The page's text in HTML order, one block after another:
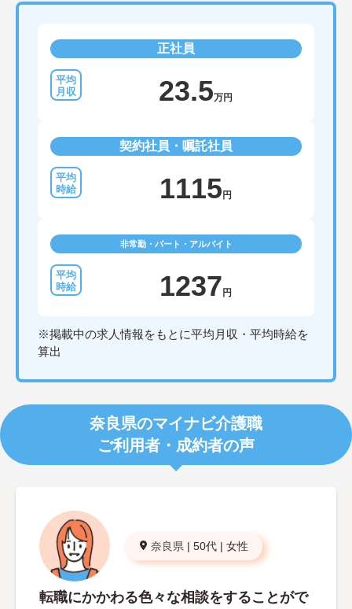
正社員
23.5万円
契約社員・嘱託社員
1115 円
非常勤・パート・アルバイト
1237 円
※掲載中の求人情報をもとに平均月収・平均時給を
算出
奈良県のマイナビ介護職
ご利用者・成約者の声
奈良県 | 50代 | 女性
転職にかかわる色々な相談をすることがで